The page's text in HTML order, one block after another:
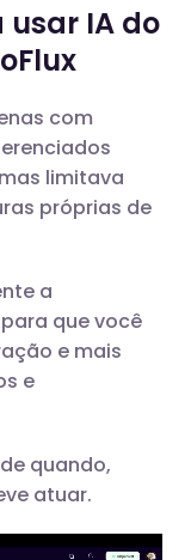
IA do
com
limitava
próprias de
a
que você
e mais
e
quando,
atuar.